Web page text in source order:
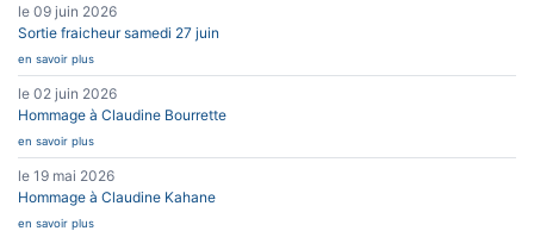
le 09 juin 2026
Sortie fraicheur samedi 27 juin
en savoir plus
le 02 juin 2026
Hommage à Claudine Bourrette
en savoir plus
le 19 mai 2026
Hommage à Claudine Kahane
en savoir plus